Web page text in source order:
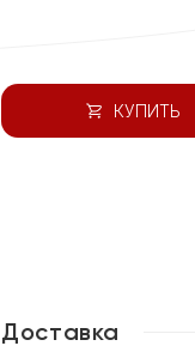
КУПИТЬ
Доставка